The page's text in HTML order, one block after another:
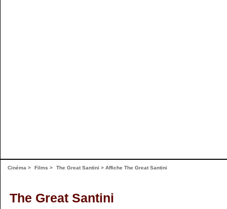
Cinéma > Films > The Great Santini > Affiche The Great Santini
The Great Santini